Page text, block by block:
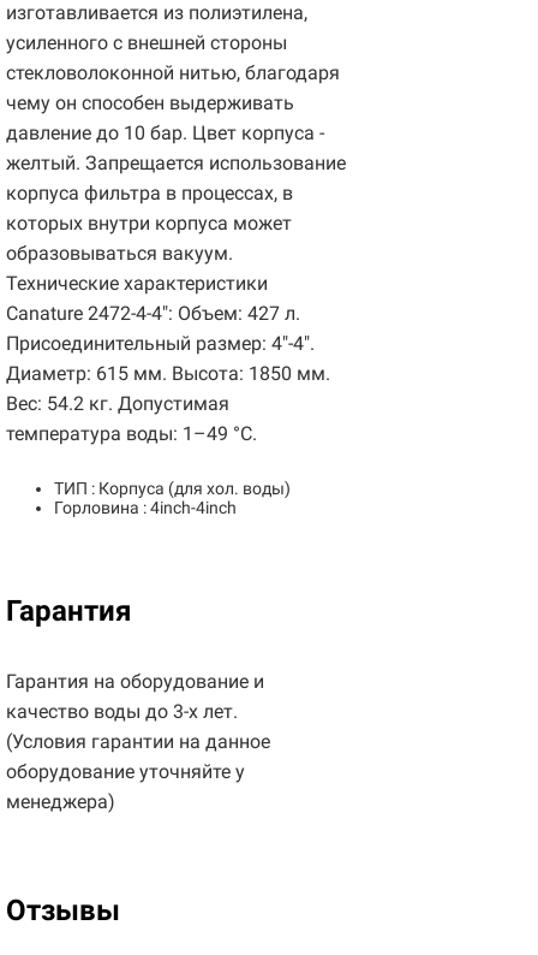
изготавливается из полиэтилена,
усиленного с внешней стороны
стекловолоконной нитью, благодаря
чему он способен выдерживать
давление до 10 бар. Цвет корпуса -
желтый. Запрещается использование
корпуса фильтра в процессах, в
которых внутри корпуса может
образовываться вакуум.
Технические характеристики
Canature 2472-4-4": Объем: 427 л.
Присоединительный размер: 4"-4".
Диаметр: 615 мм. Высота: 1850 мм.
Вес: 54.2 кг. Допустимая
температура воды: 1–49 °С.
ТИП : Корпуса (для хол. воды)
Горловина : 4inch-4inch
Гарантия
Гарантия на оборудование и
качество воды до 3-х лет.
(Условия гарантии на данное
оборудование уточняйте у
менеджера)
Отзывы